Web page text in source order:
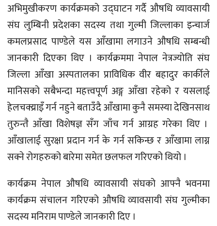
अभिमुखीकरण कार्यक्रमको उद्घाटन गर्दै औषधि व्यावसायी
संघ लुम्बिनी प्रदेशका सदस्य तथा गुल्मी जिल्लाका इन्चार्ज
कमलप्रसाद पाण्डेले यस आँखामा लगाउने औषधि सम्बन्धी
जानकारी दिएका थिए । कार्यक्रममा नेपाल नेत्रज्योति संघ
जिल्ला आँखा अस्पतालका प्राविधिक वीर बहादुर कार्कीले
मानिसको सबैभन्दा महत्त्वपूर्ण अङ्ग आँखा रहेको र यसलाई
हेलचक्य्राइँ गर्न नहुने बताउँदै आँखामा कुनै समस्या देखिनसाथ
तुरुन्तै आँखा विशेषज्ञ सँग जाँच गर्न आग्रह गरेका थिए ।
आँखालाई सुरक्षा प्रदान गर्न के गर्न सकिन्छ र आँखामा लाग्न
सक्ने रोगहरुको बारेमा समेत छलफल गरिएको थियो ।
कार्यक्रम नेपाल औषधि व्यावसायी संघको आफ्नै भवनमा
कार्यक्रम संचालन गरिएको औषधि व्यावसायी संघ गुल्मीका
सदस्य मनिराम पाण्डेले जानकारी दिए ।